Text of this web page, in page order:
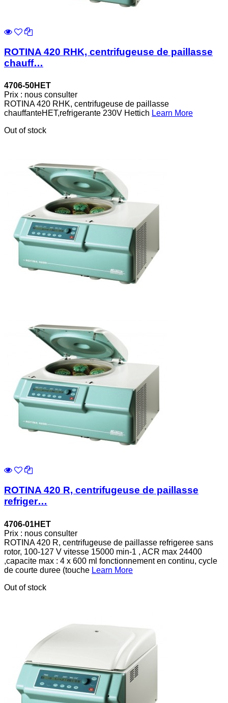
ROTINA 420 RHK, centrifugeuse de paillasse
chauff…
4706-50HET
Prix : nous consulter
ROTINA 420 RHK, centrifugeuse de paillasse
chauffanteHET,refrigerante 230V Hettich Learn More
Out of stock
ROTINA 420 R, centrifugeuse de paillasse
refriger…
4706-01HET
Prix : nous consulter
ROTINA 420 R, centrifugeuse de paillasse refrigeree sans
rotor, 100-127 V vitesse 15000 min-1 , ACR max 24400
,capacite max : 4 x 600 ml fonctionnement en continu, cycle
de courte duree (touche Learn More
Out of stock